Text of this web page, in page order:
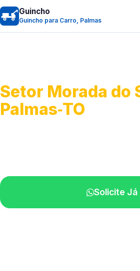
Guincho
Guincho para Carro, Palmas
Setor Morada do
Palmas‑TO
Solicite Já